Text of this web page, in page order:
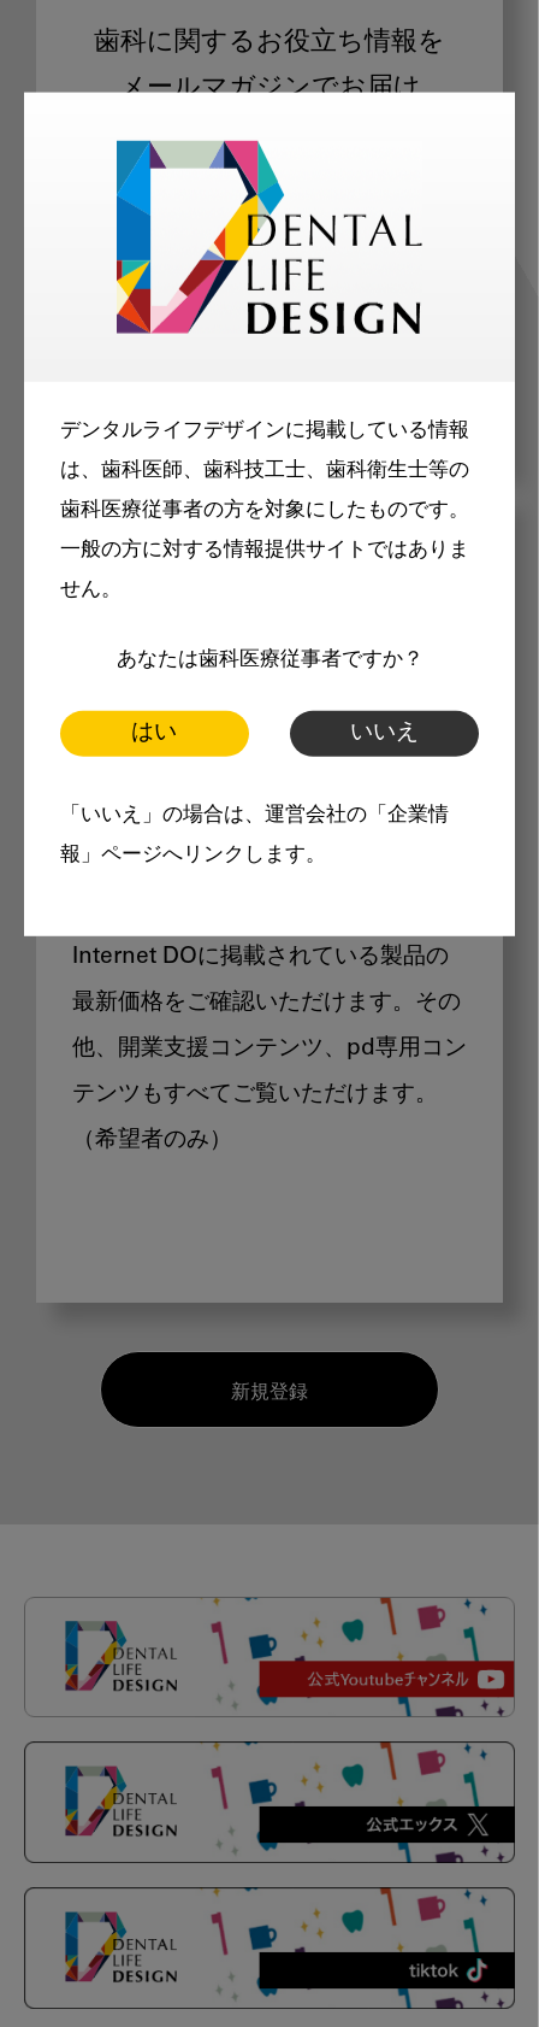
デンタルライフデザインに掲載している情報
は、歯科医師、歯科技工士、歯科衛生士等の
歯科医療従事者の方を対象にしたものです。
一般の方に対する情報提供サイトではありま
せん。
あなたは歯科医療従事者ですか？
はい いいえ
「いいえ」の場合は、運営会社の「企業情
報」ページへリンクします。
歯科に関するお役立ち情報を
メールマガジンでお届け
ご登録いただいた職種（歯科医師、歯
科衛生士、歯科技工士）に合わせた内
容のメールマガジンをお届けします。
メリット
製品価格も閲覧可能
Internet DOに掲載されている製品の
最新価格をご確認いただけます。その
他、開業支援コンテンツ、pd専用コン
テンツもすべてご覧いただけます。
（希望者のみ）
新規登録